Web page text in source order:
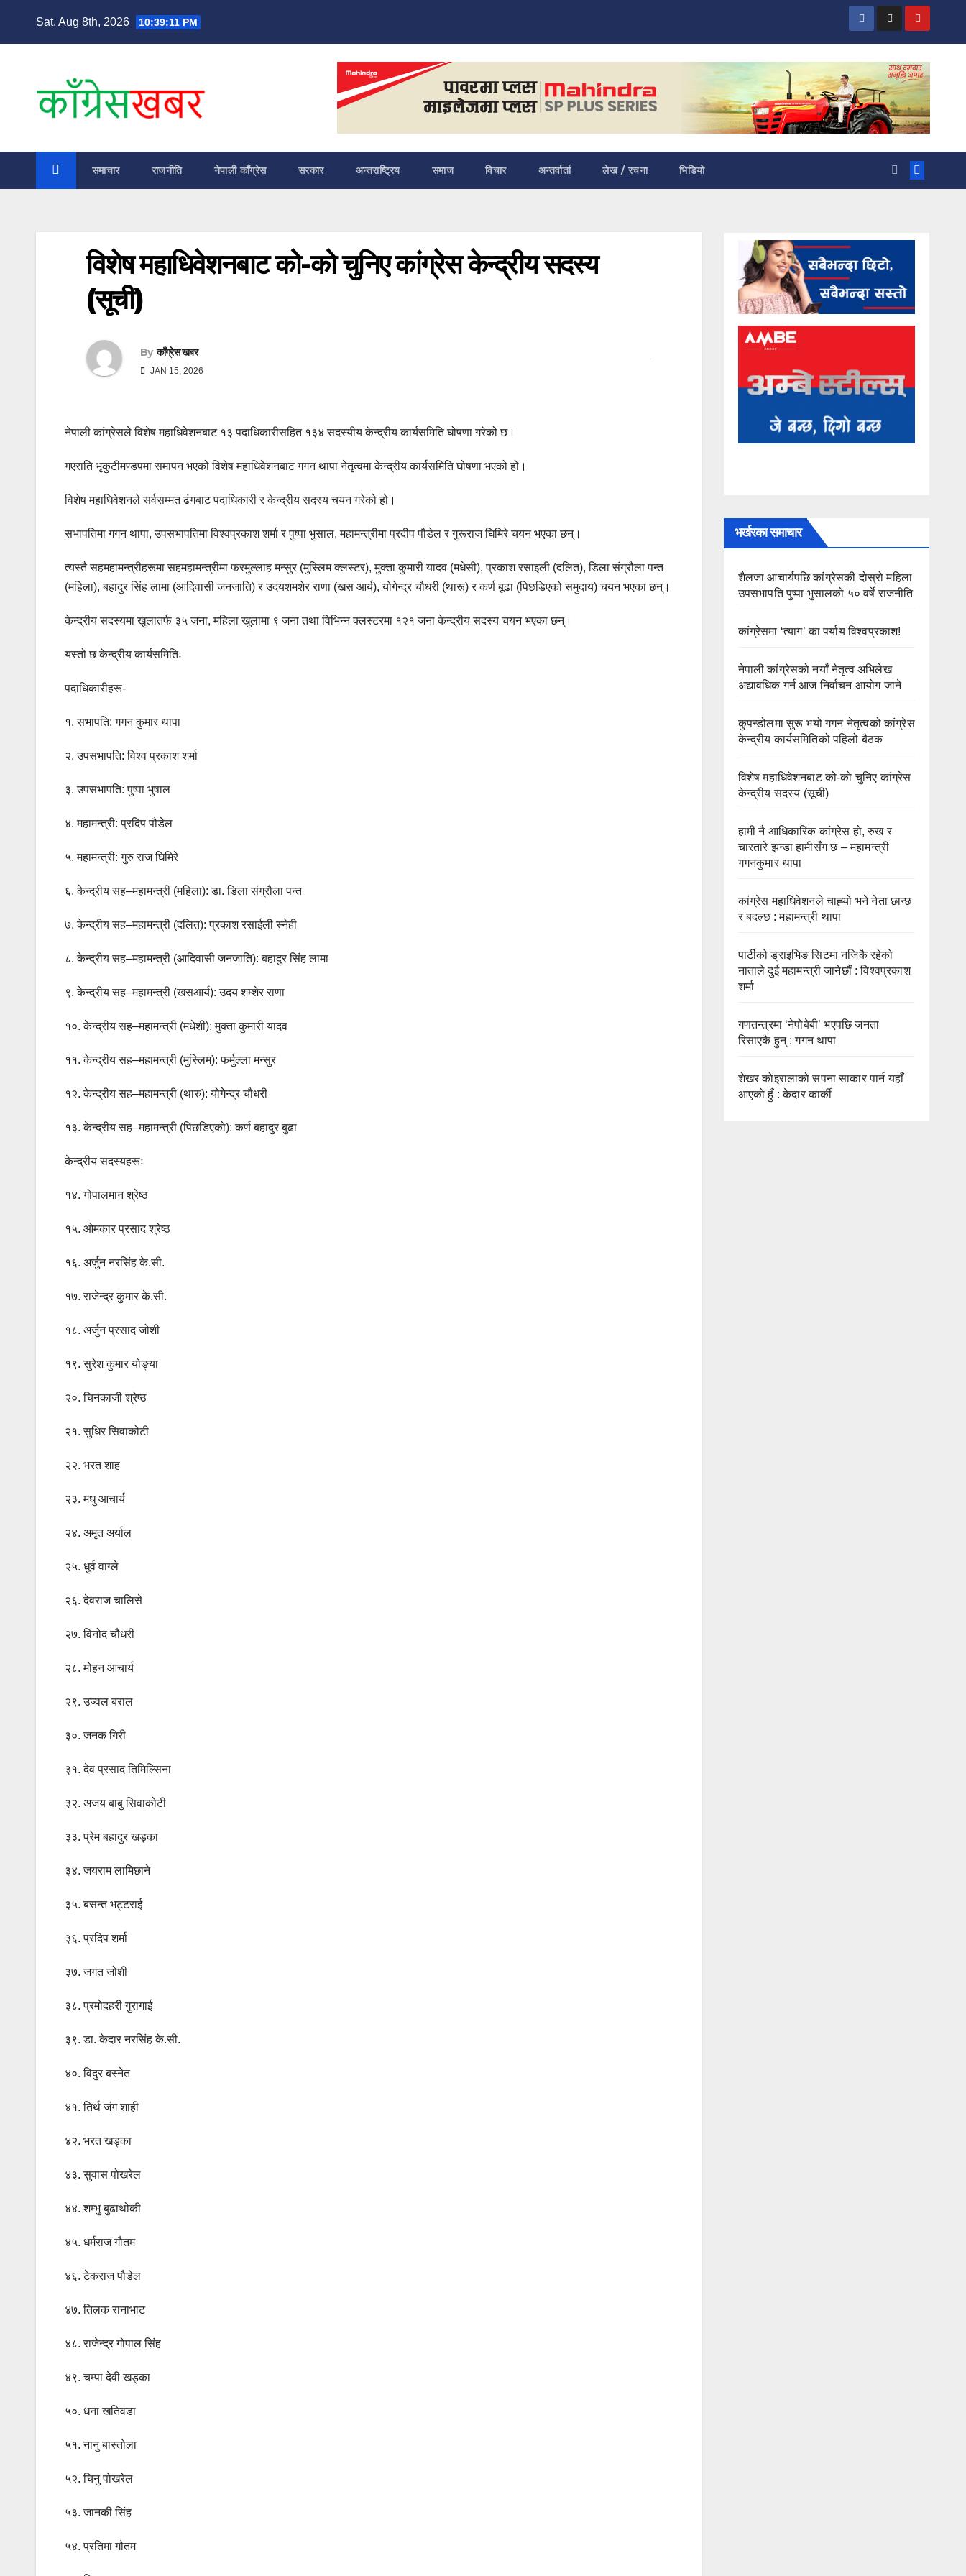
Sat. Aug 8th, 2026 10:39:12 PM
समाचार राजनीति नेपाली काँग्रेस सरकार अन्तराष्ट्रिय समाज विचार अन्तर्वार्ता लेख / रचना भिडियो
विशेष महाधिवेशनबाट को-को चुनिए कांग्रेस केन्द्रीय सदस्य
(सूची)
By काँग्रेस खबर
JAN 15, 2026
नेपाली कांग्रेसले विशेष महाधिवेशनबाट १३ पदाधिकारीसहित १३४ सदस्यीय केन्द्रीय कार्यसमिति घोषणा गरेको छ।
गएराति भृकुटीमण्डपमा समापन भएको विशेष महाधिवेशनबाट गगन थापा नेतृत्वमा केन्द्रीय कार्यसमिति घोषणा भएको हो।
विशेष महाधिवेशनले सर्वसम्मत ढंगबाट पदाधिकारी र केन्द्रीय सदस्य चयन गरेको हो।
सभापतिमा गगन थापा, उपसभापतिमा विश्वप्रकाश शर्मा र पुष्पा भुसाल, महामन्त्रीमा प्रदीप पौडेल र गुरूराज घिमिरे चयन भएका छन्।
त्यस्तै सहमहामन्त्रीहरूमा सहमहामन्त्रीमा फरमुल्लाह मन्सुर (मुस्लिम क्लस्टर), मुक्ता कुमारी यादव (मधेसी), प्रकाश रसाइली (दलित), डिला संग्रौला पन्त
(महिला), बहादुर सिंह लामा (आदिवासी जनजाति) र उदयशमशेर राणा (खस आर्य), योगेन्द्र चौधरी (थारू) र कर्ण बूढा (पिछडिएको समुदाय) चयन भएका छन्।
केन्द्रीय सदस्यमा खुलातर्फ ३५ जना, महिला खुलामा ९ जना तथा विभिन्न क्लस्टरमा १२१ जना केन्द्रीय सदस्य चयन भएका छन्।
यस्तो छ केन्द्रीय कार्यसमितिः
पदाधिकारीहरू-
१. सभापति: गगन कुमार थापा
२. उपसभापति: विश्व प्रकाश शर्मा
३. उपसभापति: पुष्पा भुषाल
४. महामन्त्री: प्रदिप पौडेल
५. महामन्त्री: गुरु राज घिमिरे
६. केन्द्रीय सह–महामन्त्री (महिला): डा. डिला संग्रौला पन्त
७. केन्द्रीय सह–महामन्त्री (दलित): प्रकाश रसाईली स्नेही
८. केन्द्रीय सह–महामन्त्री (आदिवासी जनजाति): बहादुर सिंह लामा
९. केन्द्रीय सह–महामन्त्री (खसआर्य): उदय शम्शेर राणा
१०. केन्द्रीय सह–महामन्त्री (मधेशी): मुक्ता कुमारी यादव
११. केन्द्रीय सह–महामन्त्री (मुस्लिम): फर्मुल्ला मन्सुर
१२. केन्द्रीय सह–महामन्त्री (थारु): योगेन्द्र चौधरी
१३. केन्द्रीय सह–महामन्त्री (पिछडिएको): कर्ण बहादुर बुढा
केन्द्रीय सदस्यहरूः
१४. गोपालमान श्रेष्ठ
१५. ओमकार प्रसाद श्रेष्ठ
१६. अर्जुन नरसिंह के.सी.
१७. राजेन्द्र कुमार के.सी.
१८. अर्जुन प्रसाद जोशी
१९. सुरेश कुमार योङ्या
२०. चिनकाजी श्रेष्ठ
२१. सुधिर सिवाकोटी
२२. भरत शाह
२३. मधु आचार्य
२४. अमृत अर्याल
२५. धुर्व वाग्ले
२६. देवराज चालिसे
२७. विनोद चौधरी
२८. मोहन आचार्य
२९. उज्वल बराल
३०. जनक गिरी
३१. देव प्रसाद तिमिल्सिना
३२. अजय बाबु सिवाकोटी
३३. प्रेम बहादुर खड्का
३४. जयराम लामिछाने
३५. बसन्त भट्टराई
३६. प्रदिप शर्मा
३७. जगत जोशी
३८. प्रमोदहरी गुरागाई
३९. डा. केदार नरसिंह के.सी.
४०. विदुर बस्नेत
४१. तिर्थ जंग शाही
४२. भरत खड्का
४३. सुवास पोखरेल
४४. शम्भु बुढाथोकी
४५. धर्मराज गौतम
४६. टेकराज पौडेल
४७. तिलक रानाभाट
४८. राजेन्द्र गोपाल सिंह
४९. चम्पा देवी खड्का
५०. धना खतिवडा
५१. नानु बास्तोला
५२. चिनु पोखरेल
५३. जानकी सिंह
५४. प्रतिमा गौतम
भर्खरका समाचार
शैलजा आचार्यपछि कांग्रेसकी दोस्रो महिला
उपसभापति पुष्पा भुसालको ५० वर्षे राजनीति
कांग्रेसमा ‘त्याग’ का पर्याय विश्वप्रकाश!
नेपाली कांग्रेसको नयाँ नेतृत्व अभिलेख
अद्यावधिक गर्न आज निर्वाचन आयोग जाने
कुपन्डोलमा सुरू भयो गगन नेतृत्वको कांग्रेस
केन्द्रीय कार्यसमितिको पहिलो बैठक
विशेष महाधिवेशनबाट को-को चुनिए कांग्रेस
केन्द्रीय सदस्य (सूची)
हामी नै आधिकारिक कांग्रेस हो, रुख र
चारतारे झन्डा हामीसँग छ – महामन्त्री
गगनकुमार थापा
कांग्रेस महाधिवेशनले चाह्‍यो भने नेता छान्छ
र बदल्छ : महामन्त्री थापा
पार्टीको ड्राइभिङ सिटमा नजिकै रहेको
नाताले दुई महामन्त्री जानेछौं : विश्वप्रकाश
शर्मा
गणतन्त्रमा ‘नेपोबेबी’ भएपछि जनता
रिसाएकै हुन् : गगन थापा
शेखर कोइरालाको सपना साकार पार्न यहाँ
आएको हुँ : केदार कार्की